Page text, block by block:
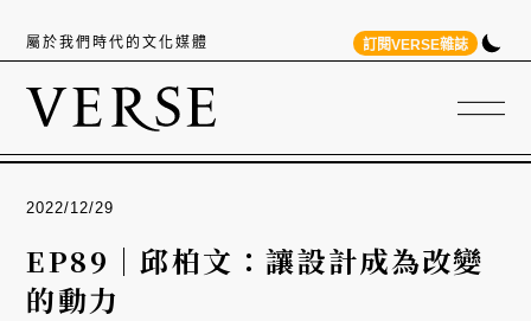
屬於我們時代的文化媒體 訂閱VERSE雜誌
2022/12/29
EP89｜邱柏文：讓設計成為改變
的動力